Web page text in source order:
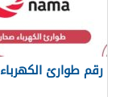
رقم طوارئ